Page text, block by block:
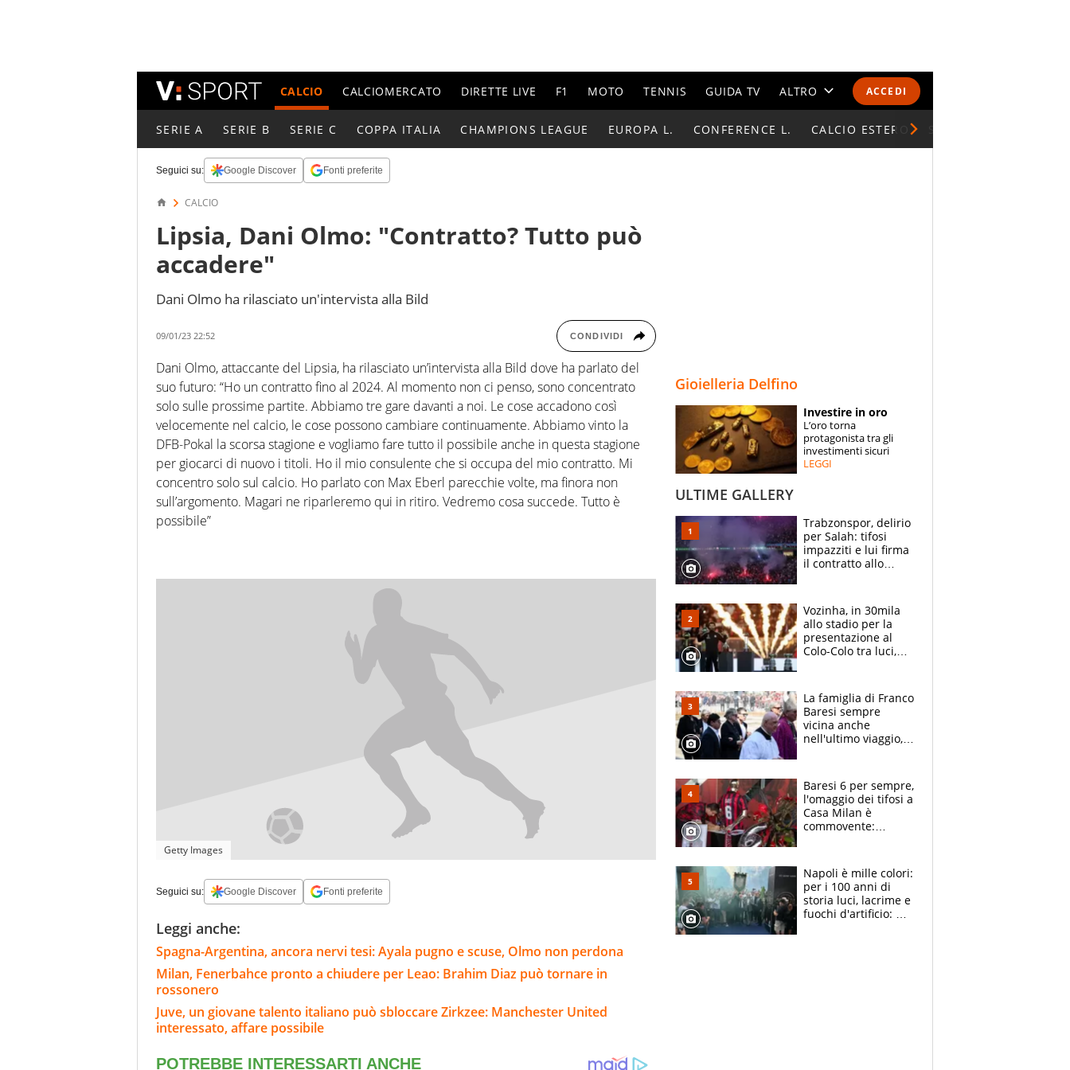
ACCEDI
CALCIO CALCIOMERCATO DIRETTE LIVE F1 MOTO TENNIS GUIDA TV ALTRO
CALENDARI E CLASSIFICHE
ESPERTI
CONTATTI
SERIE A SERIE B SERIE C COPPA ITALIA CHAMPIONS LEAGUE EUROPA L. CONFERENCE L. CALCIO ESTERO
Seguici su: Google Discover Fonti preferite
CALCIO
Lipsia, Dani Olmo: "Contratto? Tutto può
accadere"
Dani Olmo ha rilasciato un'intervista alla Bild
09/01/23 22:52 CONDIVIDI
Dani Olmo, attaccante del Lipsia, ha rilasciato un’intervista alla Bild dove ha parlato del
suo futuro: “Ho un contratto fino al 2024. Al momento non ci penso, sono concentrato
solo sulle prossime partite. Abbiamo tre gare davanti a noi. Le cose accadono così
velocemente nel calcio, le cose possono cambiare continuamente. Abbiamo vinto la
DFB-Pokal la scorsa stagione e vogliamo fare tutto il possibile anche in questa stagione
per giocarci di nuovo i titoli. Ho il mio consulente che si occupa del mio contratto. Mi
concentro solo sul calcio. Ho parlato con Max Eberl parecchie volte, ma finora non
sull’argomento. Magari ne riparleremo qui in ritiro. Vedremo cosa succede. Tutto è
possibile”
Getty Images
Seguici su: Google Discover Fonti preferite
Leggi anche:
Spagna-Argentina, ancora nervi tesi: Ayala pugno e scuse, Olmo non perdona
Milan, Fenerbahce pronto a chiudere per Leao: Brahim Diaz può tornare in
rossonero
Juve, un giovane talento italiano può sbloccare Zirkzee: Manchester United
interessato, affare possibile
Gioielleria Delfino
Investire in oro
L’oro torna
protagonista tra gli
investimenti sicuri
LEGGI
ULTIME GALLERY
Trabzonspor, delirio
per Salah: tifosi
impazziti e lui firma
il contratto allo
Vozinha, in 30mila
allo stadio per la
presentazione al
Colo-Colo tra luci,
La famiglia di Franco
Baresi sempre
vicina anche
nell'ultimo viaggio,
circondati
dall'affetto dei tifosi
Baresi 6 per sempre,
l'omaggio dei tifosi a
Casa Milan è
commovente:
bigliettini
Napoli è mille colori:
per i 100 anni di
storia luci, lacrime e
fuochi d'artificio: De